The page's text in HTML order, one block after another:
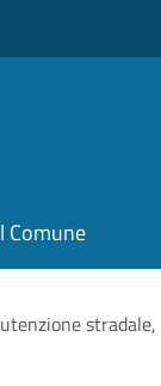
Comune